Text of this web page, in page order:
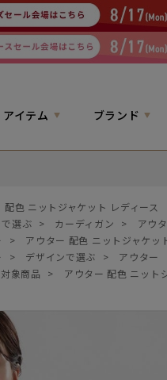
アイテム ブランド
配色 ニットジャケット レディース
選ぶ > カーディガン >
アウ
>
アウター 配色 ニットジャケッ
> デザインで選ぶ > アウター
象商品 > アウター 配色 ニット